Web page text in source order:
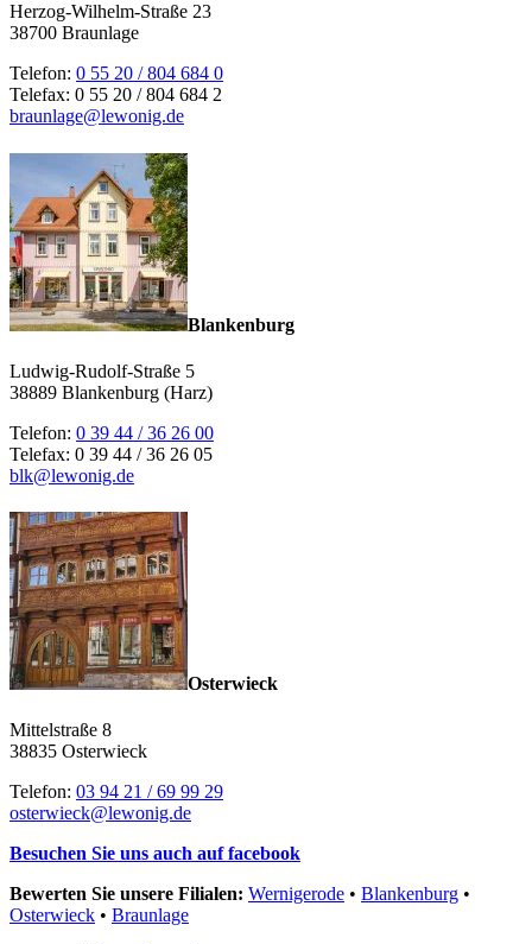
Herzog-Wilhelm-Straße 23
38700 Braunlage
Telefon: 0 55 20 / 804 684 0
Telefax: 0 55 20 / 804 684 2
braunlage@lewonig.de
Blankenburg
Ludwig-Rudolf-Straße 5
38889 Blankenburg (Harz)
Telefon: 0 39 44 / 36 26 00
Telefax: 0 39 44 / 36 26 05
blk@lewonig.de
Osterwieck
Mittelstraße 8
38835 Osterwieck
Telefon: 03 94 21 / 69 99 29
osterwieck@lewonig.de
Besuchen Sie uns auch auf facebook
Bewerten Sie unsere Filialen: Wernigerode • Blankenburg •
Osterwieck • Braunlage